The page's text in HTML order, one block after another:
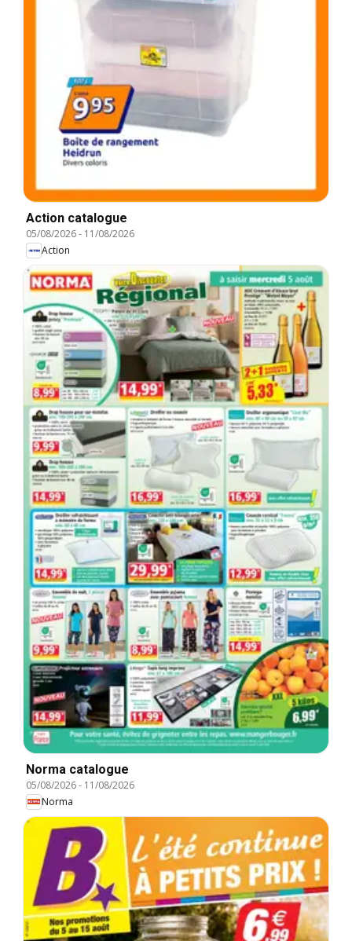
Action catalogue
05/08/2026- 11/08/2026
Action
Norma catalogue
05/08/2026- 11/08/2026
Norma